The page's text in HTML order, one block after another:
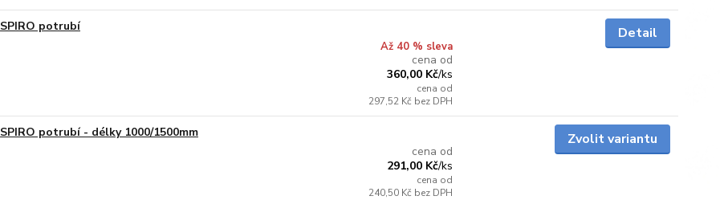
SPIRO potrubí
Až 40 % sleva
cena od
360,00 Kč/ks
cena od
297,52 Kč bez DPH
Detail
SPIRO potrubí - délky 1000/1500mm
cena od
291,00 Kč/ks
cena od
240,50 Kč bez DPH
Zvolit variantu